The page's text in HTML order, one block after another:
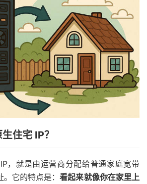
住宅 IP？
，就是由运营商分配给普通家庭宽带
。它的特点是：看起来就像你在家里上